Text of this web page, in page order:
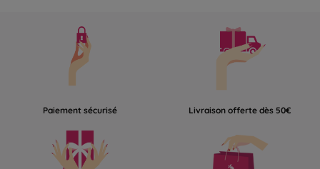
Paiement sécurisé Livraison offerte dès 50€